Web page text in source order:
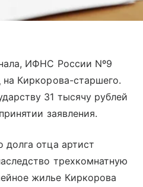
ИФНС России Nº9
Киркорова-старшего.
31 тысячу рублей
заявления.
долга отца артист
трехкомнатную
жилье Киркорова